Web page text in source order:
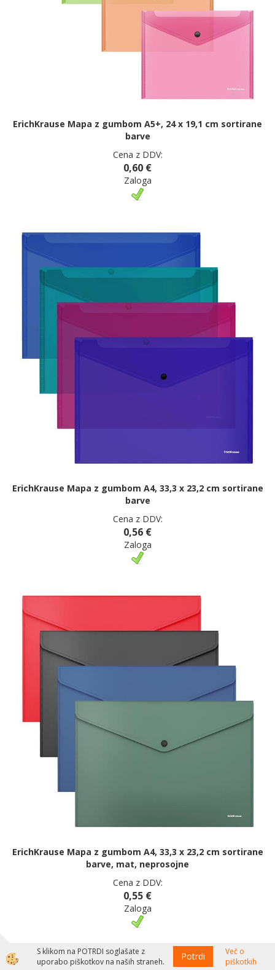
ErichKrause Mapa z gumbom A5+, 24 x 19,1 cm sortirane
barve
Cena z DDV:
0,60 €
Zaloga
ErichKrause Mapa z gumbom A4, 33,3 x 23,2 cm sortirane
barve
Cena z DDV:
0,56 €
Zaloga
ErichKrause Mapa z gumbom A4, 33,3 x 23,2 cm sortirane
barve, mat, neprosojne
Cena z DDV:
0,55 €
Zaloga
S klikom na POTRDI soglašate z
uporabo piškotkov na naših straneh.
Potrdi
Več o
piškotkih